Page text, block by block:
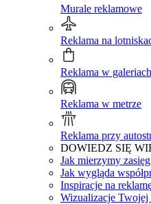
Murale reklamowe
Reklama na
Reklama w
Reklama w metrze
Reklama przy
DOWIEDZ SIĘ
Jak mierzymy
Jak wygląda
Inspiracje na
Wizualizacje Twojej